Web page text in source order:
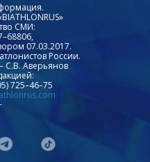
СМИ:
07.03.2017.
России.
С.В. Аверьянов
725–46–75